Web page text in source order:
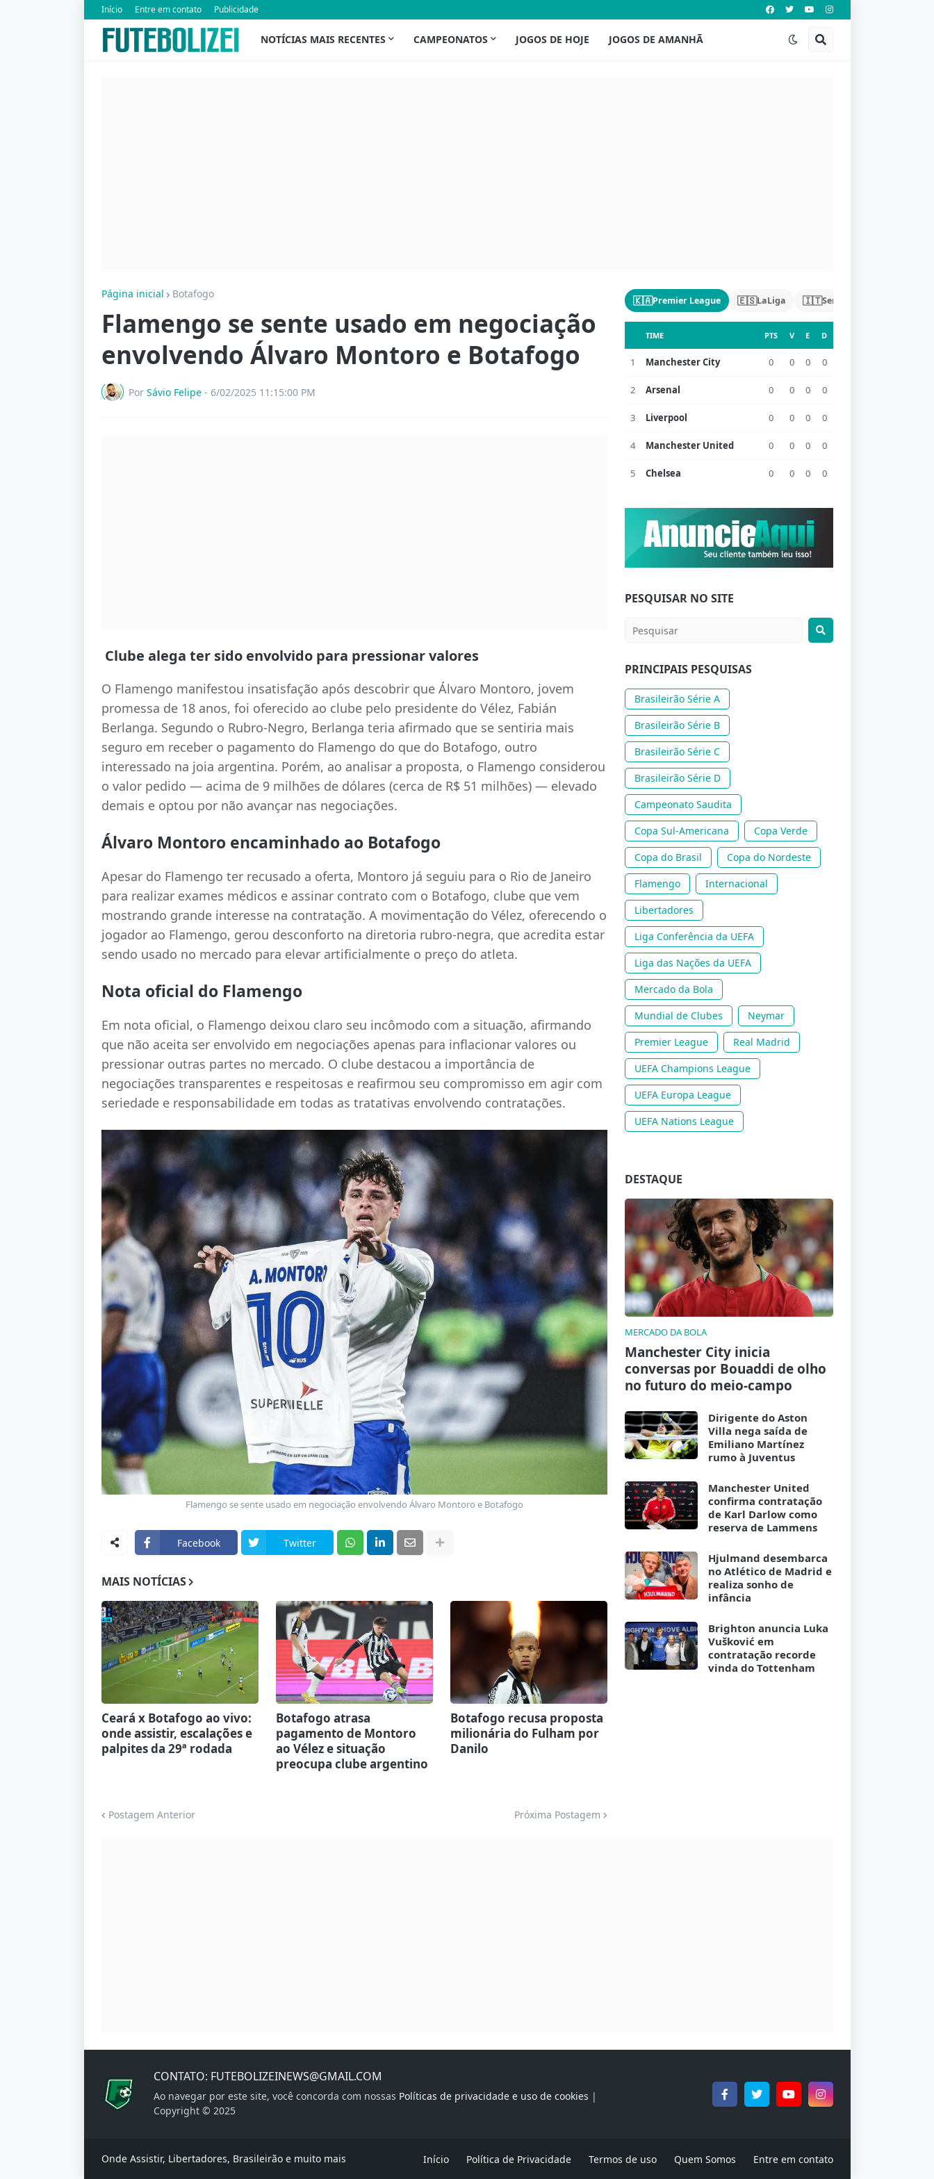
Início Entre em contato Publicidade
NOTÍCIAS MAIS RECENTES CAMPEONATOS JOGOS DE HOJE JOGOS DE AMANHÃ
Página inicial Botafogo
Flamengo se sente usado em negociação
envolvendo Álvaro Montoro e Botafogo
Por Sávio Felipe - 6/02/2025 11:15:00 PM
Clube alega ter sido envolvido para pressionar valores
O Flamengo manifestou insatisfação após descobrir que Álvaro Montoro, jovem
promessa de 18 anos, foi oferecido ao clube pelo presidente do Vélez, Fabián
Berlanga. Segundo o Rubro-Negro, Berlanga teria afirmado que se sentiria mais
seguro em receber o pagamento do Flamengo do que do Botafogo, outro
interessado na joia argentina. Porém, ao analisar a proposta, o Flamengo considerou
o valor pedido — acima de 9 milhões de dólares (cerca de R$ 51 milhões) — elevado
demais e optou por não avançar nas negociações.
Álvaro Montoro encaminhado ao Botafogo
Apesar do Flamengo ter recusado a oferta, Montoro já seguiu para o Rio de Janeiro
para realizar exames médicos e assinar contrato com o Botafogo, clube que vem
mostrando grande interesse na contratação. A movimentação do Vélez, oferecendo o
jogador ao Flamengo, gerou desconforto na diretoria rubro-negra, que acredita estar
sendo usado no mercado para elevar artificialmente o preço do atleta.
Nota oficial do Flamengo
Em nota oficial, o Flamengo deixou claro seu incômodo com a situação, afirmando
que não aceita ser envolvido em negociações apenas para inflacionar valores ou
pressionar outras partes no mercado. O clube destacou a importância de
negociações transparentes e respeitosas e reafirmou seu compromisso em agir com
seriedade e responsabilidade em todas as tratativas envolvendo contratações.
Flamengo se sente usado em negociação envolvendo Álvaro Montoro e Botafogo
Facebook Twitter
MAIS NOTÍCIAS
Ceará x Botafogo ao vivo:
onde assistir, escalações e
palpites da 29ª rodada
Botafogo atrasa
pagamento de Montoro
ao Vélez e situação
preocupa clube argentino
Botafogo recusa proposta
milionária do Fulham por
Danilo
Postagem Anterior Próxima Postagem
🇰🇦Premier League 🇪🇸LaLiga 🇮🇹Serie A
TIME PTS V E D
1 Manchester City 0 0 0 0
2 Arsenal 0 0 0 0
3 Liverpool 0 0 0 0
4 Manchester United 0 0 0 0
5 Chelsea 0 0 0 0
PESQUISAR NO SITE
PRINCIPAIS PESQUISAS
Brasileirão Série A
Brasileirão Série B
Brasileirão Série C
Brasileirão Série D
Campeonato Saudita
Copa Sul-Americana
Copa Verde
Copa do Brasil
Copa do Nordeste
Flamengo
Internacional
Libertadores
Liga Conferência da UEFA
Liga das Nações da UEFA
Mercado da Bola
Mundial de Clubes
Neymar
Premier League
Real Madrid
UEFA Champions League
UEFA Europa League
UEFA Nations League
DESTAQUE
MERCADO DA BOLA
Manchester City inicia
conversas por Bouaddi de olho
no futuro do meio-campo
Dirigente do Aston
Villa nega saída de
Emiliano Martínez
rumo à Juventus
Manchester United
confirma contratação
de Karl Darlow como
reserva de Lammens
Hjulmand desembarca
no Atlético de Madrid e
realiza sonho de
infância
Brighton anuncia Luka
Vušković em
contratação recorde
vinda do Tottenham
CONTATO: FUTEBOLIZEINEWS@GMAIL.COM
Ao navegar por este site, você concorda com nossas Políticas de privacidade e uso de cookies |
Copyright © 2025
Onde Assistir, Libertadores, Brasileirão e muito mais Início Política de Privacidade Termos de uso Quem Somos Entre em contato